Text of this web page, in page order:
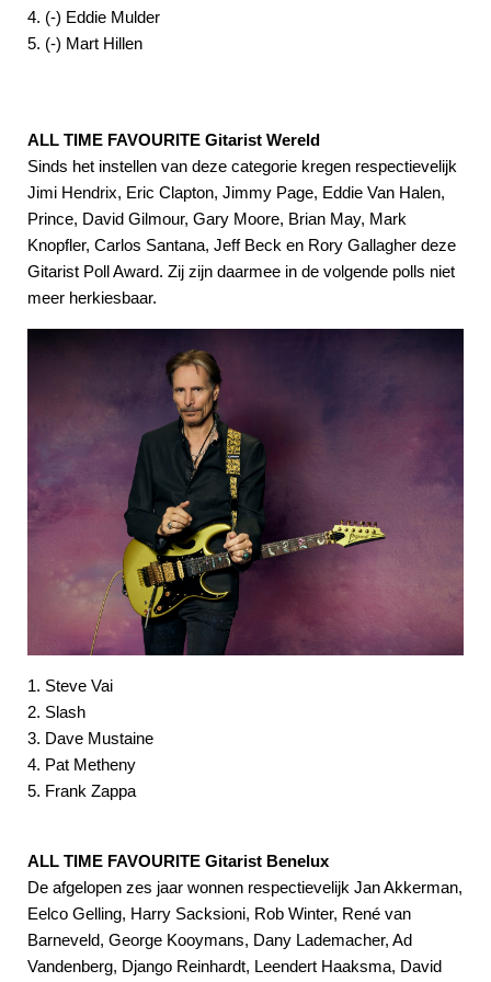
4. (-) Eddie Mulder
5. (-) Mart Hillen
ALL TIME FAVOURITE Gitarist Wereld
Sinds het instellen van deze categorie kregen respectievelijk
Jimi Hendrix, Eric Clapton, Jimmy Page, Eddie Van Halen,
Prince, David Gilmour, Gary Moore, Brian May, Mark
Knopfler, Carlos Santana, Jeff Beck en Rory Gallagher deze
Gitarist Poll Award. Zij zijn daarmee in de volgende polls niet
meer herkiesbaar.
1. Steve Vai
2. Slash
3. Dave Mustaine
4. Pat Metheny
5. Frank Zappa
ALL TIME FAVOURITE Gitarist Benelux
De afgelopen zes jaar wonnen respectievelijk Jan Akkerman,
Eelco Gelling, Harry Sacksioni, Rob Winter, René van
Barneveld, George Kooymans, Dany Lademacher, Ad
Vandenberg, Django Reinhardt, Leendert Haaksma, David